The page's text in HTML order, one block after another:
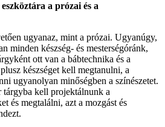
a prózai és a
ugyanaz, mint a prózai. Ugyanúgy,
minden készség- és mesterségóránk,
ott van a bábtechnika és a
készséget kell megtanulni, a
ugyanolyan minőségben a színészetet.
tárgyba kell projektálnunk a
és megtalálni, azt a mozgást és